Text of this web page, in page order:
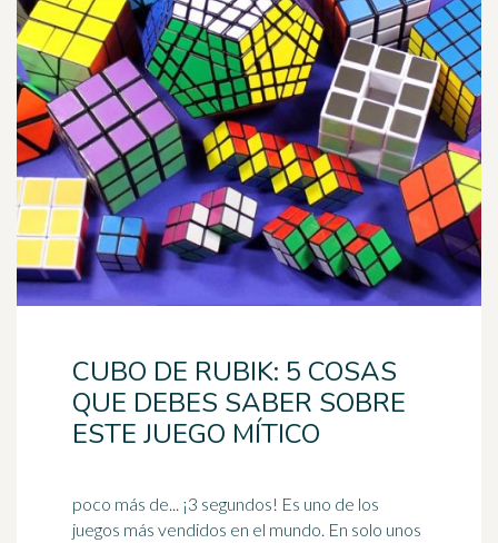
CUBO DE RUBIK: 5 COSAS
QUE DEBES SABER SOBRE
ESTE JUEGO MÍTICO
poco más de... ¡3 segundos! Es uno de los
juegos más vendidos en el mundo. En solo unos